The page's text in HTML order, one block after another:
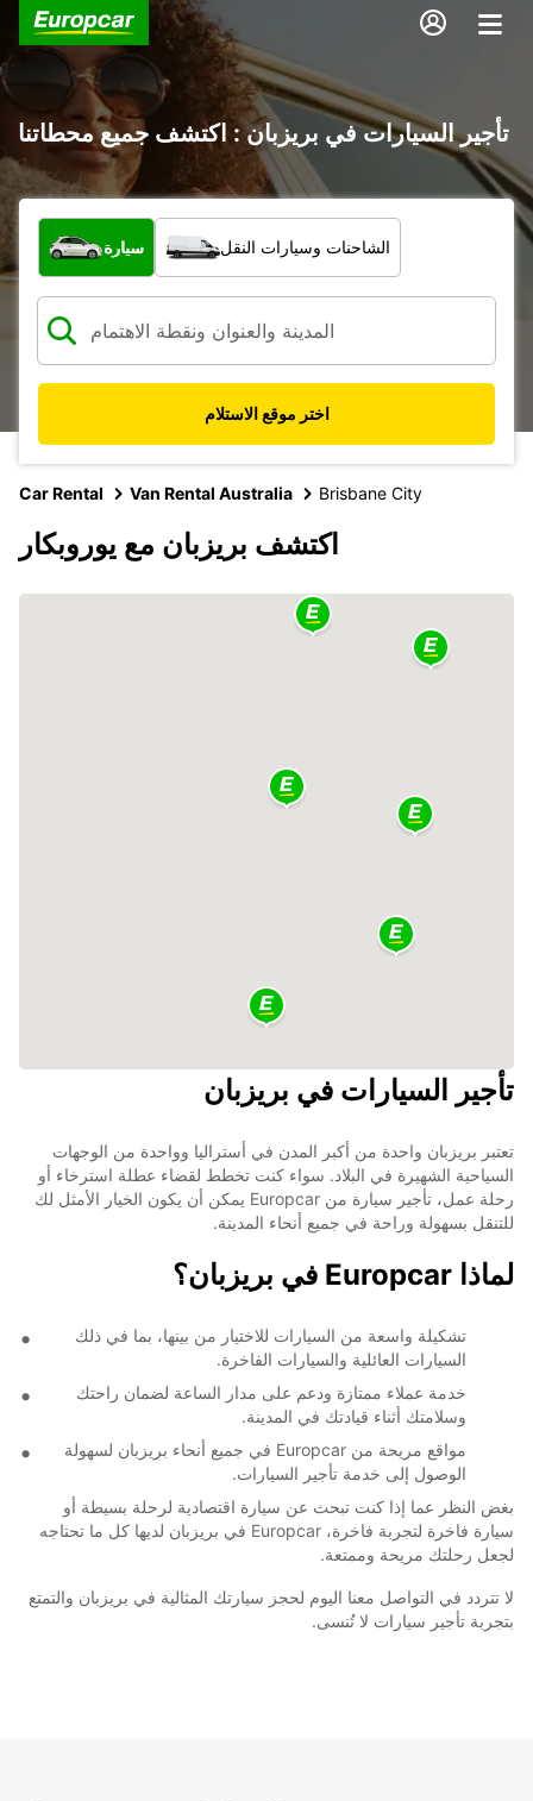
تأجير السيارات في بريزبان : اكتشف جميع محطاتنا
ما نوع المركبة؟
سيارة الشاحنات وسيارات النقل
اختر موقع الاستلام
Car Rental Van Rental Australia Brisbane City
اكتشف بريزبان مع يوروبكار
تأجير السيارات في بريزبان
تعتبر بريزبان واحدة من أكبر المدن في أستراليا وواحدة من الوجهات
السياحية الشهيرة في البلاد. سواء كنت تخطط لقضاء عطلة استرخاء أو
رحلة عمل، تأجير سيارة من Europcar يمكن أن يكون الخيار الأمثل لك
للتنقل بسهولة وراحة في جميع أنحاء المدينة.
لماذا Europcar في بريزبان؟
تشكيلة واسعة من السيارات للاختيار من بينها، بما في ذلك
السيارات العائلية والسيارات الفاخرة.
خدمة عملاء ممتازة ودعم على مدار الساعة لضمان راحتك
وسلامتك أثناء قيادتك في المدينة.
مواقع مريحة من Europcar في جميع أنحاء بريزبان لسهولة
الوصول إلى خدمة تأجير السيارات.
بغض النظر عما إذا كنت تبحث عن سيارة اقتصادية لرحلة بسيطة أو
سيارة فاخرة لتجربة فاخرة، Europcar في بريزبان لديها كل ما تحتاجه
لجعل رحلتك مريحة وممتعة.
لا تتردد في التواصل معنا اليوم لحجز سيارتك المثالية في بريزبان والتمتع
بتجربة تأجير سيارات لا تُنسى.